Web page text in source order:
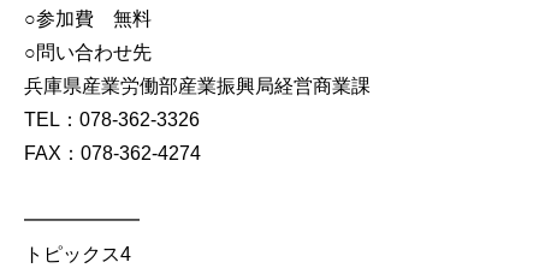
○参加費 無料
○問い合わせ先
兵庫県産業労働部産業振興局経営商業課
TEL：078-362-3326
FAX：078-362-4274
━━━━━━
トピックス4